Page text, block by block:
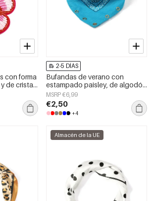
con forma
de cristal,
2-5 DÍAS
Bufandas de verano con
estampado paisley, de algodón
clásico, accesorios para el día a
día.
MSRP €6,99
€2,50
+4
Almacén de la UE